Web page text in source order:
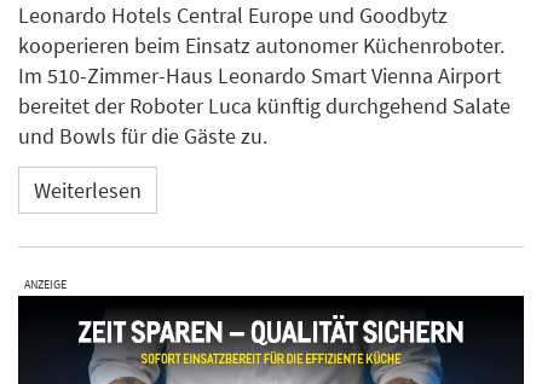
Leonardo Hotels Central Europe und Goodbytz
kooperieren beim Einsatz autonomer Küchenroboter.
Im 510-Zimmer-Haus Leonardo Smart Vienna Airport
bereitet der Roboter Luca künftig durchgehend Salate
und Bowls für die Gäste zu.
Weiterlesen
ANZEIGE